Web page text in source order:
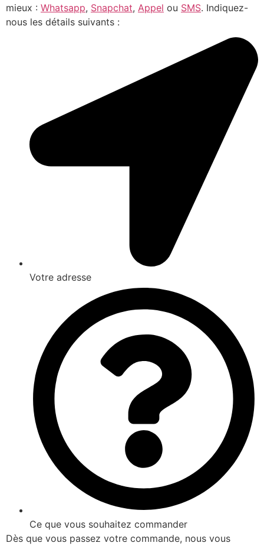
mieux : Whatsapp, Snapchat, Appel ou SMS. Indiquez-
nous les détails suivants :
Votre adresse
Ce que vous souhaitez commander
Dès que vous passez votre commande, nous vous